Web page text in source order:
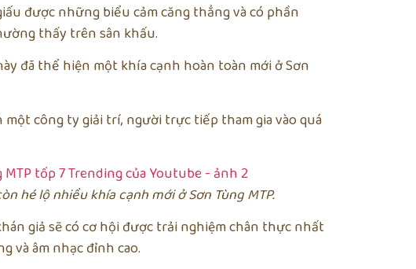
được những biểu cảm căng thẳng và có phần
thấy trên sân khấu.
đã thể hiện một khía cạnh hoàn toàn mới ở Sơn
một công ty giải trí, người trực tiếp tham gia vào quá
hé lộ nhiều khía cạnh mới ở Sơn Tùng MTP.
giả sẽ có cơ hội được trải nghiệm chân thực nhất
và âm nhạc đỉnh cao.